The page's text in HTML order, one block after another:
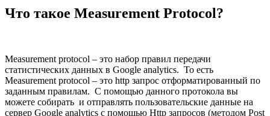
Что такое Measurement Protocol?
Measurement protocol – это набор правил передачи
статистических данных в Google analytics. То есть
Measurement protocol – это http запрос отформатированный по
заданным правилам. С помощью данного протокола вы
можете собирать и отправлять пользовательские данные на
сервер Google analytics c помощью Http запросов (методом Post